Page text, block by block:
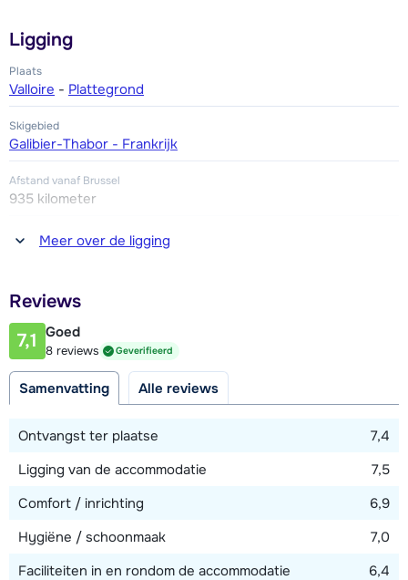
Ligging
Plaats
Valloire - Plattegrond
Skigebied
Galibier-Thabor - Frankrijk
Afstand vanaf Brussel
935 kilometer
Afstand tot winkel(s)
1500 meter
1500 meter
Afstand tot piste
1200 meter
Meer over de ligging
Reviews
7,1 Goed
8 reviews Geverifieerd
Samenvatting Alle reviews
Ontvangst ter plaatse
7,4
Ligging van de accommodatie
7,5
Comfort / inrichting
6,9
Hygiëne / schoonmaak
7,0
Faciliteiten in en rondom de accommodatie
6,4